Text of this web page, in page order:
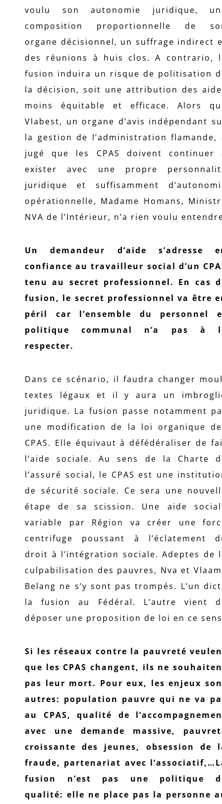
voulu son autonomie juridique,
composition proportionnelle de
organe décisionnel, un suffrage indirect
des réunions à huis clos. A contrario,
fusion induira un risque de politisation
la décision, soit une attribution des
moins équitable et efficace. Alors
Vlabest, un organe d’avis indépendant
la gestion de l’administration flamande,
jugé que les CPAS doivent continuer
exister avec une propre
juridique et suffisamment
opérationnelle, Madame Homans,
NVA de l’Intérieur, n’a rien voulu
Un demandeur d’aide s’adresse
confiance au travailleur social d’un
tenu au secret professionnel. En cas
fusion, le secret professionnel va être
péril car l’ensemble du personnel
politique communal n’a pas à
respecter.
Dans ce scénario, il faudra changer
textes légaux et il y aura un
juridique. La fusion passe notamment
une modification de la loi organique
CPAS. Elle équivaut à défédéraliser de
l’aide sociale. Au sens de la Charte
l’assuré social, le CPAS est une
de sécurité sociale. Ce sera une
étape de sa scission. Une aide
variable par Région va créer une
centrifuge poussant à l’éclatement
droit à l’intégration sociale. Adeptes de
culpabilisation des pauvres, Nva et
Belang ne s’y sont pas trompés. L’un
la fusion au Fédéral. L’autre vient
déposer une proposition de loi en ce
Si les réseaux contre la pauvreté
que les CPAS changent, ils ne
pas leur mort. Pour eux, les enjeux
autres: population pauvre qui ne va
au CPAS, qualité de
avec une demande massive,
croissante des jeunes, obsession de
fraude, partenariat avec
fusion n’est pas une politique
qualité: elle ne place pas la personne